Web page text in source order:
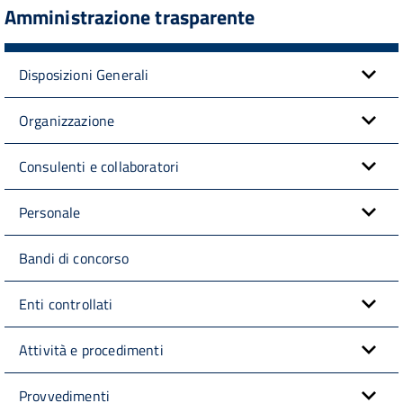
Amministrazione trasparente
Disposizioni Generali
Organizzazione
Consulenti e collaboratori
Personale
Bandi di concorso
Enti controllati
Attività e procedimenti
Provvedimenti